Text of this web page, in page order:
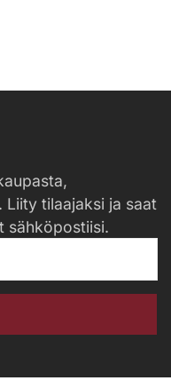
Liity tilaajaksi ja saat
sähköpostiisi.